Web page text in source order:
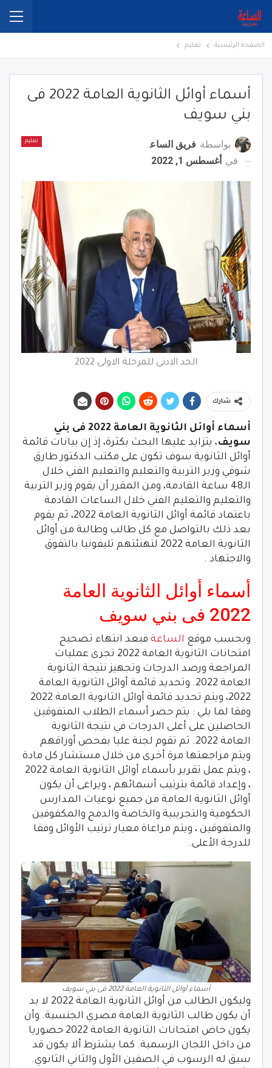
الصفحة الرئيسية تعليم
أسماء أوائل الثانوية العامة 2022 فى
بني سويف
تعليم بواسطة فريق الساعة برس
في أغسطس 1, 2022
الحد الادنى للمرحلة الاولى 2022
شارك
أسماء أوائل الثانوية العامة 2022 فى بني
سويف، يتزايد عليها البحث بكثرة، إذ إن بيانات قائمة
أوائل الثانوية سوف تكون على مكتب الدكتور طارق
شوقي وزير التربية والتعليم والتعليم الفني خلال
الـ48 ساعة القادمة، ومن المقرر أن يقوم وزير التربية
والتعليم والتعليم الفني خلال الساعات القادمة
باعتماد قائمة أوائل الثانوية العامة 2022، ثم يقوم
بعد ذلك بالتواصل مع كل طالب وطالبة من أوائل
الثانوية العامة 2022 لتهنئتهم تليفونيا بالتفوق
والاجتهاد .
أسماء أوائل الثانوية العامة
2022 فى بني سويف
وبحسب موقع الساعة فبعد انتهاء تصحيح
امتحانات الثانوية العامة 2022 تجرى عمليات
المراجعة ورصد الدرجات وتجهيز نتيجة الثانوية
العامة 2022. وتحديد قائمة أوائل الثانوية العامة
2022، ويتم تحديد قائمة أوائل الثانوية العامة 2022
وفقا لما يلي : يتم حصر أسماء الطلاب المتفوقين
الحاصلين على أعلى الدرجات في نتيجة الثانوية
العامة 2022. ثم تقوم لجنة عليا بفحص أوراقهم
ويتم مراجعتها مرة أخرى من خلال مستشار كل مادة
، ويتم عمل تقرير بأسماء أوائل الثانوية العامة 2022
، وإعداد قائمة بترتيب أسمائهم ، ويراعى أن يكون
أوائل الثانوية العامة من جميع نوعيات المدارس
الحكومية والتجريبية والخاصة والدمج والمكفوفين
والمتفوقين ، ويتم مراعاة معيار ترتيب الأوائل وفقا
للدرجة الأعلى.
أسماء أوائل الثانوية العامة 2022 فى بني سويف
وليكون الطالب من أوائل الثانوية العامة 2022 لا بد
أن يكون طالب الثانوية العامة مصري الجنسية. وأن
يكون خاض امتحانات الثانوية العامة 2022 حضوريا
من داخل اللجان الرسمية. كما يشترط ألا يكون قد
سبق له الرسوب في الصفين الأول والثاني الثانوي.